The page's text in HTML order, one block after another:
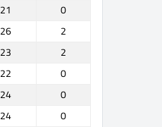
21
0
26
2
23
2
22
0
24
0
24
0